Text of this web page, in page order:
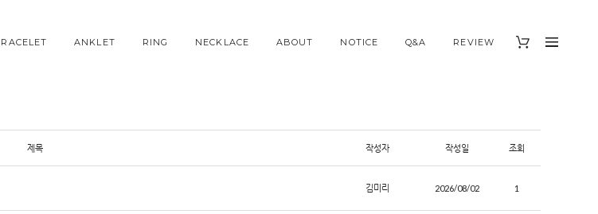
ANKLET RING NECKLACE ABOUT NOTICE Q&A REVIEW
제목 작성자 작성일 조회
김미리 2026/08/02 1